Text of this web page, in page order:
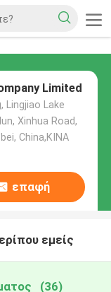
Limited
Lingjiao Lake
Xinhua Road,
China,ΚΙΝΑ
επαφή
εμείς
(36)